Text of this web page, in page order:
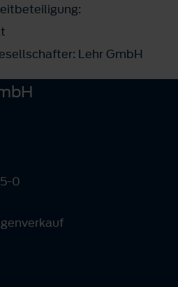
Lehr GmbH
0